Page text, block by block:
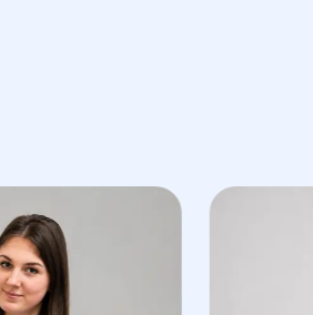
Пациентам, для которых
Преимущества
"Гелиос":
Индивидуальный подход —